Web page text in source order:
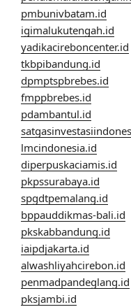
pmbunivbatam.id
igimalukutengah.id
yadikacireboncenter.id
tkbpibandung.id
dpmptspbrebes.id
fmppbrebes.id
pdambantul.id
lmcindonesia.id
diperpuskaciamis.id
pkpssurabaya.id
spgdtpemalang.id
bppauddikmas-bali.id
pkskabbandung.id
iaipdjakarta.id
alwashliyahcirebon.id
penmadpandeglang.id
pksjambi.id